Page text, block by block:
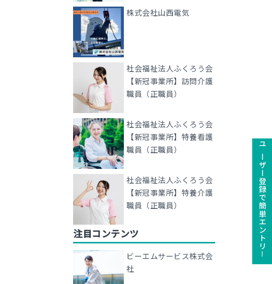
ユーザー登録で簡単エントリ－
株式会社山西電気
社会福祉法人ふくろう会
【新冠事業所】訪問介護
職員（正職員）
社会福祉法人ふくろう会
【新冠事業所】特養看護
職員（正職員）
社会福祉法人ふくろう会
【新冠事業所】特養介護
職員（正職員）
注目コンテンツ
ビーエムサービス株式会
社